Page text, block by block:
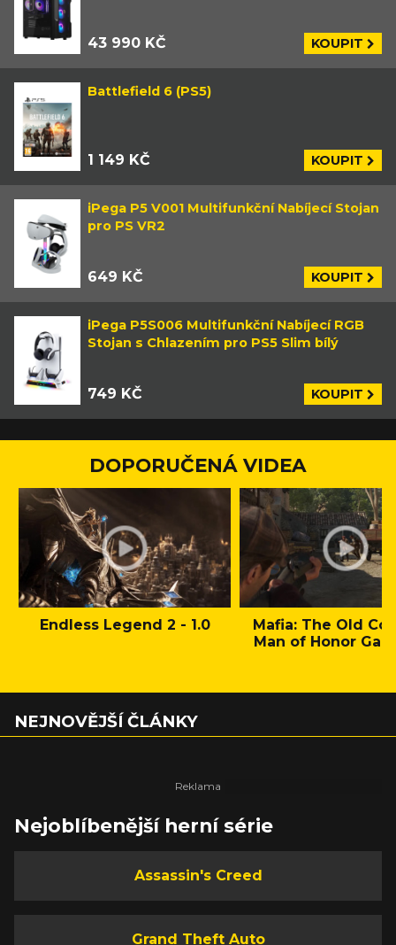
43 990 KČ KOUPIT
Battlefield 6 (PS5)
1 149 KČ KOUPIT
iPega P5 V001 Multifunkční Nabíjecí Stojan
pro PS VR2
649 KČ KOUPIT
iPega P5S006 Multifunkční Nabíjecí RGB
Stojan s Chlazením pro PS5 Slim bílý
749 KČ KOUPIT
DOPORUČENÁ VIDEA
Endless Legend 2 - 1.0
Mafia: The Old
Man of Honor
NEJNOVĚJŠÍ ČLÁNKY
Nejoblíbenější herní série
Assassin's Creed
Grand Theft Auto